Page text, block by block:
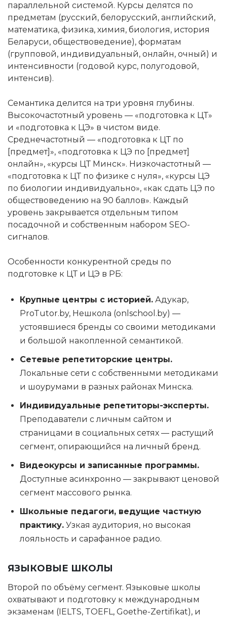
параллельной системой. Курсы делятся по
предметам (русский, белорусский, английский,
математика, физика, химия, биология, история
Беларуси, обществоведение), форматам
(групповой, индивидуальный, онлайн, очный) и
интенсивности (годовой курс, полугодовой,
интенсив).
Семантика делится на три уровня глубины.
Высокочастотный уровень — «подготовка к ЦТ»
и «подготовка к ЦЭ» в чистом виде.
Среднечастотный — «подготовка к ЦТ по
[предмет]», «подготовка к ЦЭ по [предмет]
онлайн», «курсы ЦТ Минск». Низкочастотный —
«подготовка к ЦТ по физике с нуля», «курсы ЦЭ
по биологии индивидуально», «как сдать ЦЭ по
обществоведению на 90 баллов». Каждый
уровень закрывается отдельным типом
посадочной и собственным набором SEO-
сигналов.
Особенности конкурентной среды по
подготовке к ЦТ и ЦЭ в РБ:
Крупные центры с историей. Адукар,
ProTutor.by, Нешкола (onlschool.by) —
устоявшиеся бренды со своими методиками
и большой накопленной семантикой.
Сетевые репетиторские центры.
Локальные сети с собственными методиками
и шоурумами в разных районах Минска.
Индивидуальные репетиторы-эксперты.
Преподаватели с личным сайтом и
страницами в социальных сетях — растущий
сегмент, опирающийся на личный бренд.
Видеокурсы и записанные программы.
Доступные асинхронно — закрывают ценовой
сегмент массового рынка.
Школьные педагоги, ведущие частную
практику. Узкая аудитория, но высокая
лояльность и сарафанное радио.
ЯЗЫКОВЫЕ ШКОЛЫ
Второй по объёму сегмент. Языковые школы
охватывают и подготовку к международным
экзаменам (IELTS, TOEFL, Goethe-Zertifikat), и